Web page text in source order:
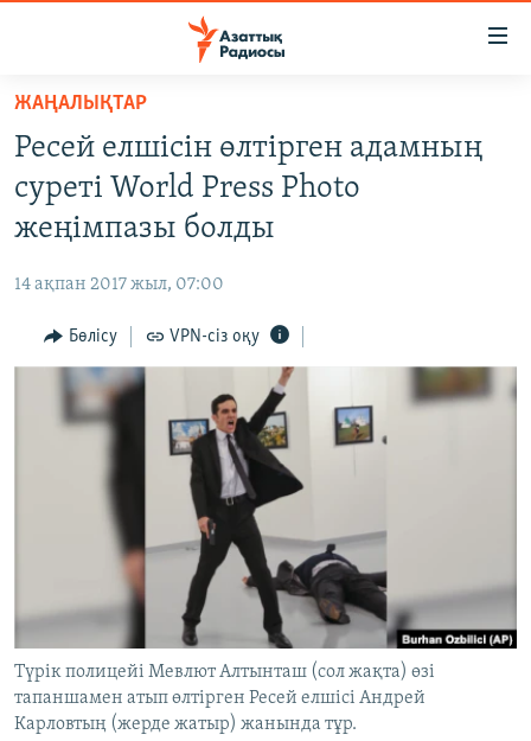
Skip
main
content
Skip
to
main
to
AZATTYQTV
АДАМ ҚҰҚЫҚТАРЫ
ӘЛЕУМЕТ
ӘЛЕМ
АРНАЙЫ ЖОБАЛАР
ЖАЗЫЛЫҢЫЗ
Басқа тілдерде
ЖАҢАЛЫҚТАР
Ресей елшісін өлтірген адамның
суреті World Press Photo
жеңімпазы болды
14 ақпан 2017 жыл, 07:00
Бөлісу VPN-сіз оқу
Түрік полицейі Мевлют Алтынташ (сол жақта) өзі
тапаншамен атып өлтірген Ресей елшісі Андрей
Карловтың (жерде жатыр) жанында тұр.